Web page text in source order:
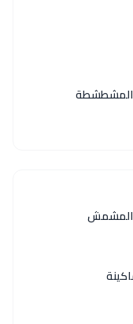
المشطشطة
المشمش